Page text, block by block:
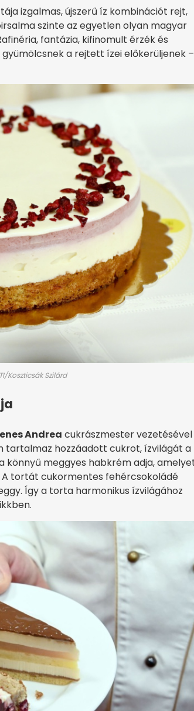
izgalmas, újszerű íz kombinációt rejt,
szinte az egyetlen olyan magyar
fantázia, kifinomult érzék és
a rejtett ízei előkerüljenek –
Koszticsák Szilárd
Andrea cukrászmester vezetésével
tartalmaz hozzáadott cukrot, ízvilágát a
könnyű meggyes habkrém adja,
tortát cukormentes fehércsokoládé
Így a torta harmonikus ízvilágához